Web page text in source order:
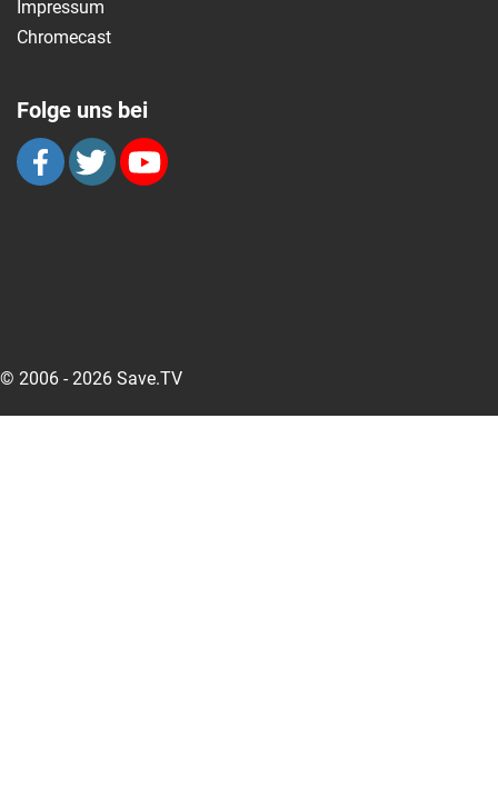
Impressum
Chromecast
Folge uns bei
© 2006 - 2026 Save.TV